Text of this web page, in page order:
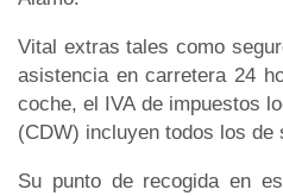
Vital extras tales como
asistencia en carretera 24
coche, el IVA de impuestos
(CDW) incluyen todos los de
Su punto de recogida en